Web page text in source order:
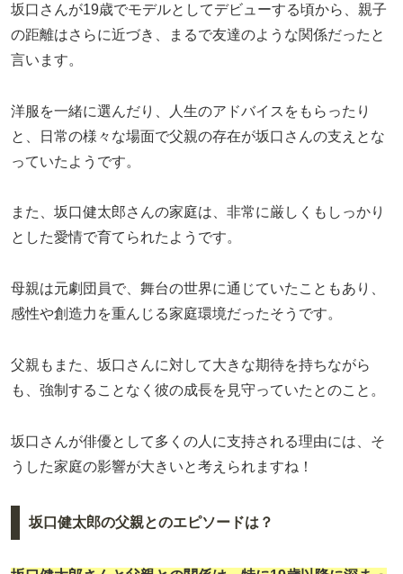
坂口さんが19歳でモデルとしてデビューする頃から、親子
の距離はさらに近づき、まるで友達のような関係だったと
言います。
洋服を一緒に選んだり、人生のアドバイスをもらったり
と、日常の様々な場面で父親の存在が坂口さんの支えとな
っていたようです。
また、坂口健太郎さんの家庭は、非常に厳しくもしっかり
とした愛情で育てられたようです。
母親は元劇団員で、舞台の世界に通じていたこともあり、
感性や創造力を重んじる家庭環境だったそうです。
父親もまた、坂口さんに対して大きな期待を持ちながら
も、強制することなく彼の成長を見守っていたとのこと。
坂口さんが俳優として多くの人に支持される理由には、そ
うした家庭の影響が大きいと考えられますね！
坂口健太郎の父親とのエピソードは？